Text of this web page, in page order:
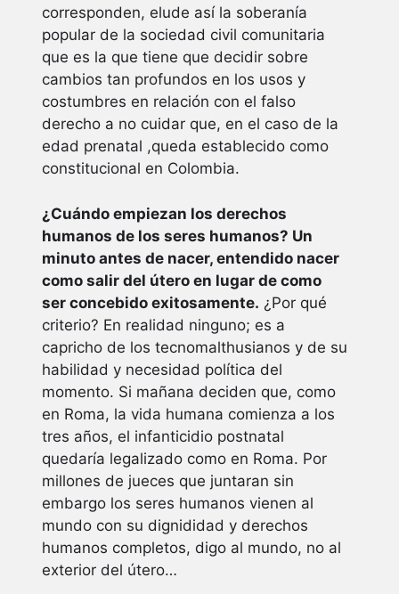
corresponden, elude así la soberanía
popular de la sociedad civil comunitaria
que es la que tiene que decidir sobre
cambios tan profundos en los usos y
costumbres en relación con el falso
derecho a no cuidar que, en el caso de la
edad prenatal ,queda establecido como
constitucional en Colombia.
¿Cuándo empiezan los derechos
humanos de los seres humanos? Un
minuto antes de nacer, entendido nacer
como salir del útero en lugar de como
ser concebido exitosamente. ¿Por qué
criterio? En realidad ninguno; es a
capricho de los tecnomalthusianos y de su
habilidad y necesidad política del
momento. Si mañana deciden que, como
en Roma, la vida humana comienza a los
tres años, el infanticidio postnatal
quedaría legalizado como en Roma. Por
millones de jueces que juntaran sin
embargo los seres humanos vienen al
mundo con su dignididad y derechos
humanos completos, digo al mundo, no al
exterior del útero…